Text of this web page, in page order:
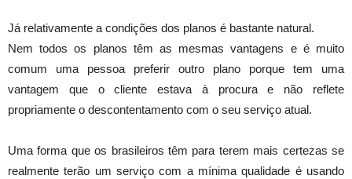
Já relativamente a condições dos planos é bastante natural.
Nem todos os planos têm as mesmas vantagens e é muito
comum uma pessoa preferir outro plano porque tem uma
vantagem que o cliente estava à procura e não reflete
propriamente o descontentamento com o seu serviço atual.
Uma forma que os brasileiros têm para terem mais certezas se
realmente terão um serviço com a mínima qualidade é usando